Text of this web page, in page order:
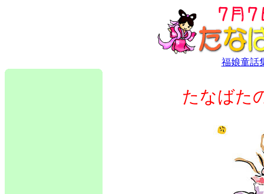
福娘童話
たなばた